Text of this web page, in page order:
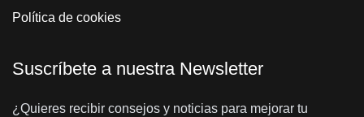
Política de cookies
Suscríbete a nuestra Newsletter
¿Quieres recibir consejos y noticias para mejorar tu